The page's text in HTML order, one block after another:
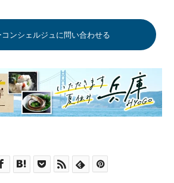
コンシェルジュに問い合わせる